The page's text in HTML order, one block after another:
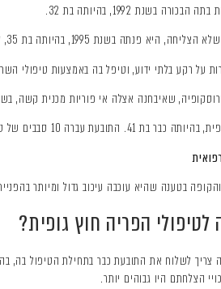
35, לרופא נשים של קופ"ח לאומית כדי שיסייע לה בכך.
רקע בלתי ידוע, וטיפל בה באמצעות טיפולי השריית
של טיפולי הפריה, אך כולם כשלו.
בטענה שהיא עוכבה עיכוב גדול ומיותר
הפריה חוץ גופית?
הצלחתם היו גבוהים יותר.